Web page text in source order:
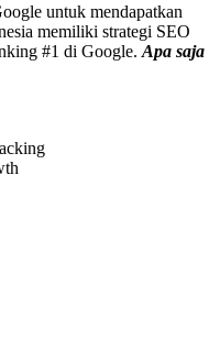
untuk mendapatkan
memiliki strategi SEO
#1 di Google. Apa saja